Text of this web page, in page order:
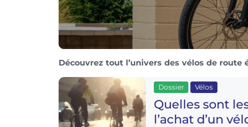
Découvrez tout l’univers des vélos de
Dossier Vélos
Quelles sont
l’achat d’un